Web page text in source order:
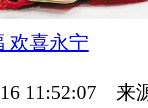
欢喜永宁
16 11:52:07 来